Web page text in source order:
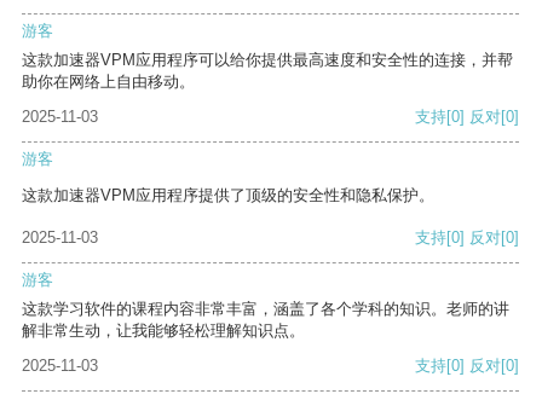
游客
这款加速器VPM应用程序可以给你提供最高速度和安全性的连接，并帮
助你在网络上自由移动。
2025-11-03
支持[0] 反对[0]
游客
这款加速器VPM应用程序提供了顶级的安全性和隐私保护。
2025-11-03 支持[0] 反对[0]
游客
这款学习软件的课程内容非常丰富，涵盖了各个学科的知识。老师的讲
解非常生动，让我能够轻松理解知识点。
2025-11-03
支持[0] 反对[0]